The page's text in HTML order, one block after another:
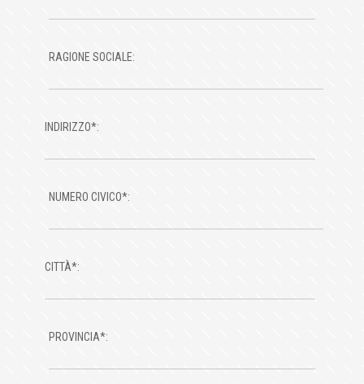
RAGIONE SOCIALE:
INDIRIZZO*:
NUMERO CIVICO*:
CITTÀ*:
PROVINCIA*: